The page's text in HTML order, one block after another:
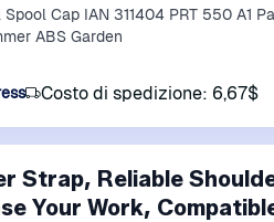
Spool Cap IAN 311404 PRT 550 A1
ABS Garden
Costo di spedizione: 6,67$
Strap, Reliable
Your Work,